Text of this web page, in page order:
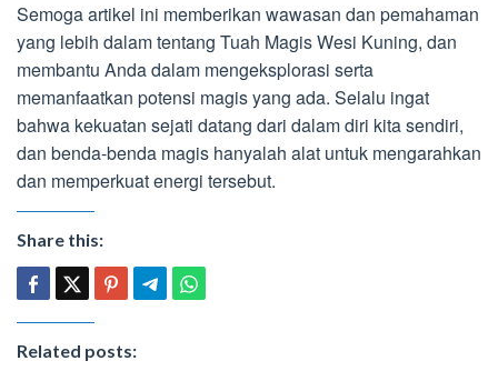
Semoga artikel ini memberikan wawasan dan pemahaman
yang lebih dalam tentang Tuah Magis Wesi Kuning, dan
membantu Anda dalam mengeksplorasi serta
memanfaatkan potensi magis yang ada. Selalu ingat
bahwa kekuatan sejati datang dari dalam diri kita sendiri,
dan benda-benda magis hanyalah alat untuk mengarahkan
dan memperkuat energi tersebut.
Share this:
Related posts: